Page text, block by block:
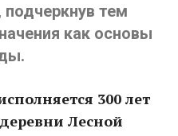
тем
как основы
300 лет
Лесной